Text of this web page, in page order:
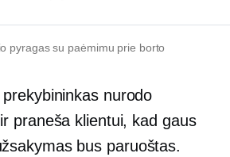
pyragas su paėmimu prie borto
nurodo
praneša klientui, kad gaus
bus paruoštas.